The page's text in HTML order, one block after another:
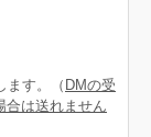
ます。（ DMの受
合は送れません